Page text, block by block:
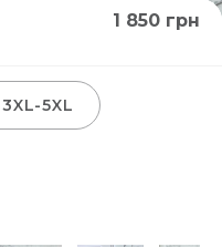
1 850 грн
3XL-5XL